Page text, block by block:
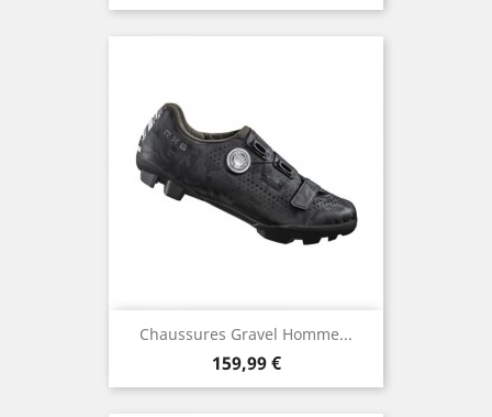
Chaussures Gravel Homme...
Prix
159,99 €